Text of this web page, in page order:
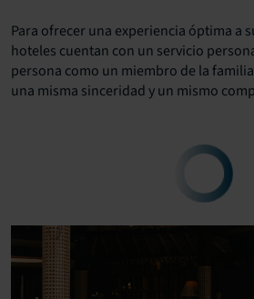
Para ofrecer una experiencia óptima a
hoteles cuentan con un servicio
persona como un miembro de la
una misma sinceridad y un mismo